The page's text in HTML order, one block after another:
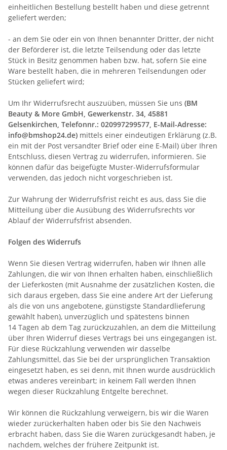
einheitlichen Bestellung bestellt haben und diese getrennt
geliefert werden;
- an dem Sie oder ein von Ihnen benannter Dritter, der nicht
der Beförderer ist, die letzte Teilsendung oder das letzte
Stück in Besitz genommen haben bzw. hat, sofern Sie eine
Ware bestellt haben, die in mehreren Teilsendungen oder
Stücken geliefert wird;
Um Ihr Widerrufsrecht auszuüben, müssen Sie uns (BM
Beauty & More GmbH, Gewerkenstr. 34, 45881
Gelsenkirchen, Telefonnr.: 020997299577, E-Mail-Adresse:
info@bmshop24.de) mittels einer eindeutigen Erklärung (z.B.
ein mit der Post versandter Brief oder eine E-Mail) über Ihren
Entschluss, diesen Vertrag zu widerrufen, informieren. Sie
können dafür das beigefügte Muster-Widerrufsformular
verwenden, das jedoch nicht vorgeschrieben ist.
Zur Wahrung der Widerrufsfrist reicht es aus, dass Sie die
Mitteilung über die Ausübung des Widerrufsrechts vor
Ablauf der Widerrufsfrist absenden.
Folgen des Widerrufs
Wenn Sie diesen Vertrag widerrufen, haben wir Ihnen alle
Zahlungen, die wir von Ihnen erhalten haben, einschließlich
der Lieferkosten (mit Ausnahme der zusätzlichen Kosten, die
sich daraus ergeben, dass Sie eine andere Art der Lieferung
als die von uns angebotene, günstigste Standardlieferung
gewählt haben), unverzüglich und spätestens binnen
14 Tagen ab dem Tag zurückzuzahlen, an dem die Mitteilung
über Ihren Widerruf dieses Vertrags bei uns eingegangen ist.
Für diese Rückzahlung verwenden wir dasselbe
Zahlungsmittel, das Sie bei der ursprünglichen Transaktion
eingesetzt haben, es sei denn, mit Ihnen wurde ausdrücklich
etwas anderes vereinbart; in keinem Fall werden Ihnen
wegen dieser Rückzahlung Entgelte berechnet.
Wir können die Rückzahlung verweigern, bis wir die Waren
wieder zurückerhalten haben oder bis Sie den Nachweis
erbracht haben, dass Sie die Waren zurückgesandt haben, je
nachdem, welches der frühere Zeitpunkt ist.